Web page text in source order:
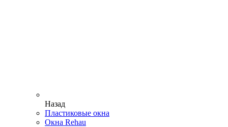
Назад
Пластиковые окна
Окна Rehau